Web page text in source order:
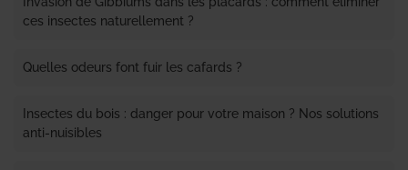
ces insectes naturellement ?
Quelles odeurs font fuir les cafards ?
Insectes du bois : danger pour votre maison ? Nos solutions
anti-nuisibles